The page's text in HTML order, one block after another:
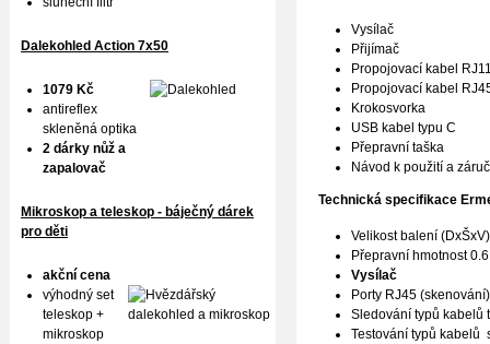
Vysílač
Přijímač
Propojovací kabel
Propojovací kabel
Krokosvorka
USB kabel typu C
Přepravní taška
Návod k použití a
Technická specifikace
Velikost balení
Přepravní hmotnost
Vysílač
Porty RJ45
Sledování typů kabelů
Testování typů kabelů
Dalekohled Action 7x50
1079 Kč
antireflex
skleněná optika
2 dárky nůž a
zapalovač
Mikroskop a teleskop - báječný dárek
pro děti
akční cena
výhodný set
teleskop +
mikroskop